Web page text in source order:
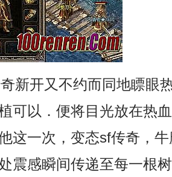
新开又不约而同地瞟眼
可以．便将目光放在热
这一次，变态sf传奇，
震感瞬间传递至每一根